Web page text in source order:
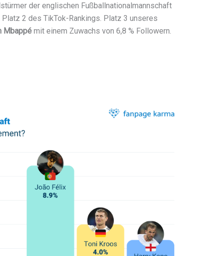
der englischen Fußballnationalmannschaft
2 des TikTok-Rankings. Platz 3 unseres
Mbappé mit einem Zuwachs von 6,8 % Followern.